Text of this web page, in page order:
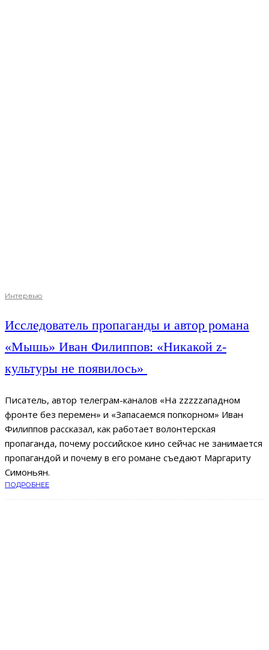
Интервью
Исследователь пропаганды и автор романа
«Мышь» Иван Филиппов: «Никакой z-
культуры не появилось»
Писатель, автор телеграм-каналов «На zzzzzападном
фронте без перемен» и «Запасаемся попкорном» Иван
Филиппов рассказал, как работает волонтерская
пропаганда, почему российское кино сейчас не занимается
пропагандой и почему в его романе съедают Маргариту
Симоньян.
ПОДРОБНЕЕ